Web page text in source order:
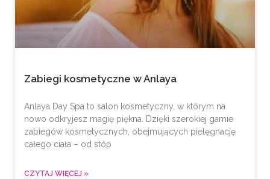
Zabiegi kosmetyczne w Anlaya
Anlaya Day Spa to salon kosmetyczny, w którym na
nowo odkryjesz magię piękna. Dzięki szerokiej gamie
zabiegów kosmetycznych, obejmujących pielęgnację
całego ciała – od stóp
CZYTAJ WIĘCEJ »